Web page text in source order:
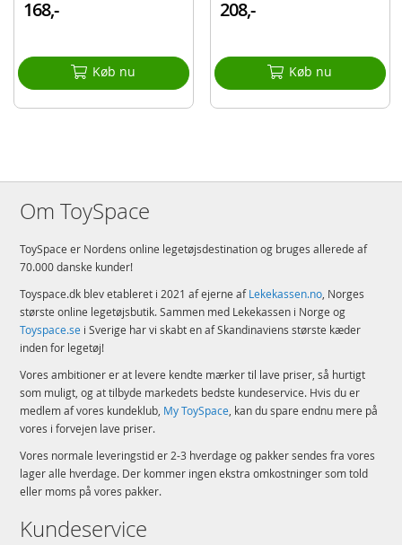
168,-
Køb nu
208,-
Køb nu
Om ToySpace
ToySpace er Nordens online legetøjsdestination og bruges allerede af
70.000 danske kunder!
Toyspace.dk blev etableret i 2021 af ejerne afLekekassen.no, Norges
største online legetøjsbutik. Sammen med Lekekassen i Norge og
Toyspace.se i Sverige har vi skabt en af Skandinaviens største kæder
inden for legetøj!
Vores ambitioner er at levere kendte mærker til lave priser, så hurtigt
som muligt, og at tilbyde markedets bedste kundeservice. Hvis du er
medlem af vores kundeklub, My ToySpace, kan du spare endnu mere på
vores i forvejen lave priser.
Vores normale leveringstid er 2-3 hverdage og pakker sendes fra vores
lager alle hverdage. Der kommer ingen ekstra omkostninger som told
eller moms på vores pakker.
Kundeservice